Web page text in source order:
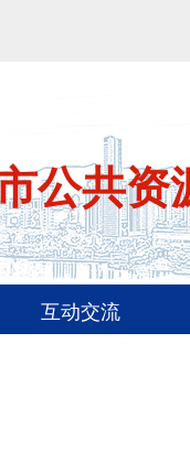
公共资
互动交流